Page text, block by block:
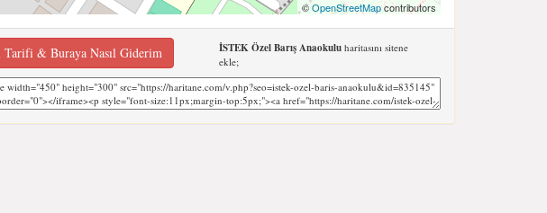
©OpenStreetMapcontributors
Tarifi & Buraya Nasıl Giderim İSTEK Özel Barış Anaokuluharitasını sitene
ekle;